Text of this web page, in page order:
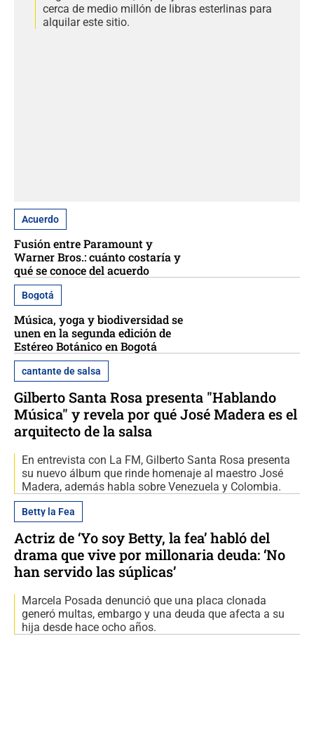
cerca de medio millón de libras esterlinas para
alquilar este sitio.
Acuerdo
Fusión entre Paramount y
Warner Bros.: cuánto costaría y
qué se conoce del acuerdo
Bogotá
Música, yoga y biodiversidad se
unen en la segunda edición de
Estéreo Botánico en Bogotá
cantante de salsa
Gilberto Santa Rosa presenta "Hablando
Música" y revela por qué José Madera es el
arquitecto de la salsa
En entrevista con La FM, Gilberto Santa Rosa presenta
su nuevo álbum que rinde homenaje al maestro José
Madera, además habla sobre Venezuela y Colombia.
Betty la Fea
Actriz de ‘Yo soy Betty, la fea’ habló del
drama que vive por millonaria deuda: ‘No
han servido las súplicas’
Marcela Posada denunció que una placa clonada
generó multas, embargo y una deuda que afecta a su
hija desde hace ocho años.